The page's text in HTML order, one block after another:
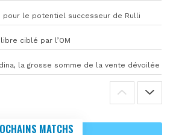
pour le potentiel successeur de Rulli
ciblé par l’OM
la grosse somme de la vente dévoilée
MATCHS